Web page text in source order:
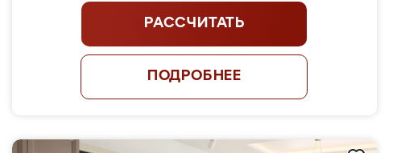
РАССЧИТАТЬ
ПОДРОБНЕЕ